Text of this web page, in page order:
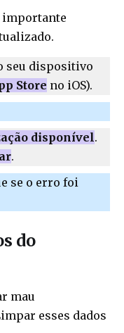
importante
seu dispositivo
Store no iOS).
disponível.
.
se o erro foi
do
mau
esses dados